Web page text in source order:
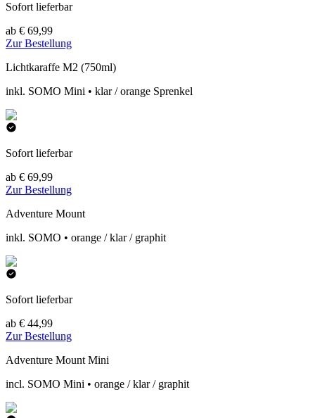
Sofort lieferbar
ab € 69,99
Zur Bestellung
Lichtkaraffe M2 (750ml)
inkl. SOMO Mini • klar / orange Sprenkel
Sofort lieferbar
ab € 69,99
Zur Bestellung
Adventure Mount
inkl. SOMO • orange / klar / graphit
Sofort lieferbar
ab € 44,99
Zur Bestellung
Adventure Mount Mini
incl. SOMO Mini • orange / klar / graphit